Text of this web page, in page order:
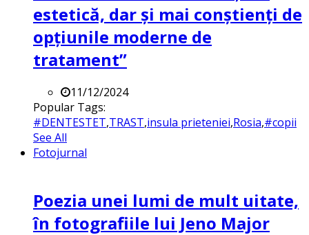
estetică, dar și mai conștienți de
opțiunile moderne de
tratament”
11/12/2024
Popular Tags:
#DENTESTET,TRAST,insula prieteniei,Rosia,#copii
See All
Fotojurnal
Poezia unei lumi de mult uitate,
în fotografiile lui Jeno Major